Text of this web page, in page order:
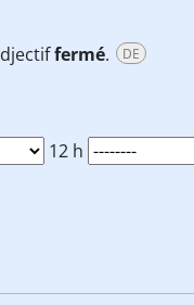
fermé. DE
12 h